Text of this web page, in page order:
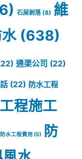
石屎剝落(8) 維
(638)
通渠公司 (22)
(22) 防水工程
程施工
防水工程費用 (5)
防